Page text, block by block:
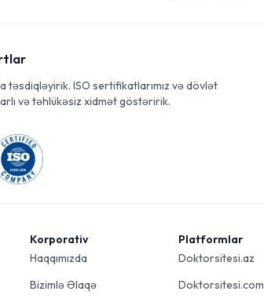
ISO sertifikatlarımız və dövlət
və təhlükəsiz xidmət göstəririk.
Korporativ
Haqqımızda
Bizimlə Əlaqə
Platformlar
Doktorsitesi.az
Doktorsitesi.com